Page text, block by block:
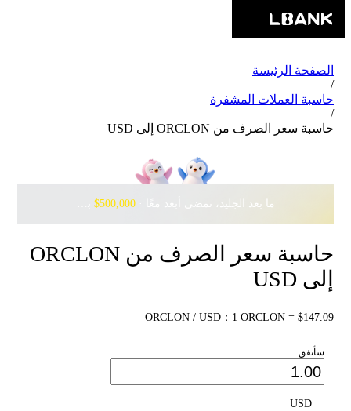
الصفحة الرئيسة
/
حاسبة العملات المشفرة
/
حاسبة سعر الصرف من ORCLON إلى USD
ما بعد الجليد، نمضي أبعد معًا · ‎ $500,000بانتظارك مع Pudgy Penguins
حاسبة سعر الصرف من ORCLON
إلى USD
ORCLON / USD：1 ORCLON = $147.09
سأنفق
USD